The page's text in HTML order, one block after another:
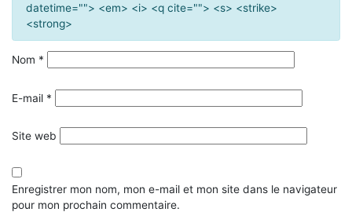
datetime=""> <em> <i> <q cite=""> <s> <strike>
<strong>
Nom *
E-mail *
Site web
Enregistrer mon nom, mon e-mail et mon site dans le navigateur
pour mon prochain commentaire.